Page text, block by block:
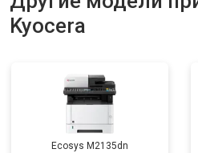
Kyocera
Ecosys M2135dn